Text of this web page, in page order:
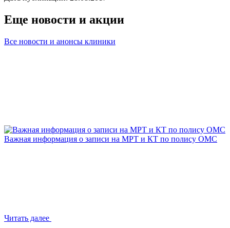
Еще новости и акции
Все новости и анонсы клиники
Важная информация о записи на МРТ и КТ по полису ОМС
Читать далее